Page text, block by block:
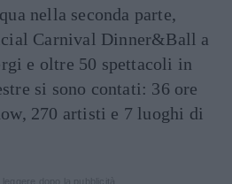
nella seconda parte,
Carnival Dinner&Ball a
e oltre 50 spettacoli in
si sono contati: 36 ore
270 artisti e 7 luoghi di